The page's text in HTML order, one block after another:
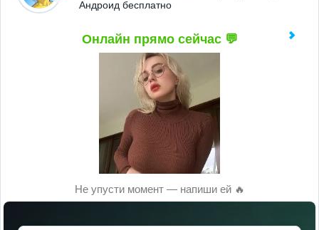
Андроид бесплатно
Онлайн прямо сейчас 💬
Не упусти момент — напиши ей 🔥